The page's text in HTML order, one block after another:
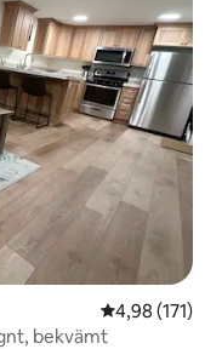
4,98 av 5 i
4,98 (171)
bekvämt